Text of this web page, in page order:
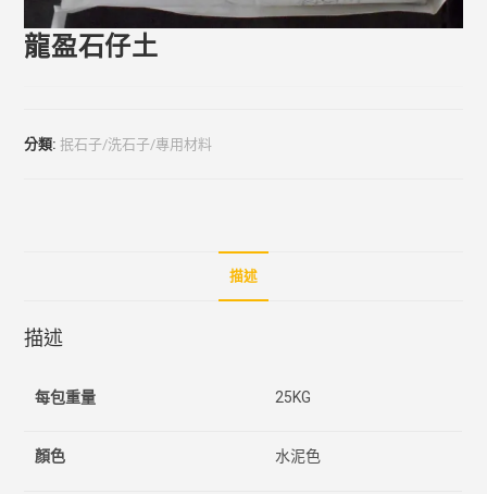
龍盈石仔土
分類:抿石子/洗石子/專用材料
描述
描述
每包重量 25KG
顏色 水泥色